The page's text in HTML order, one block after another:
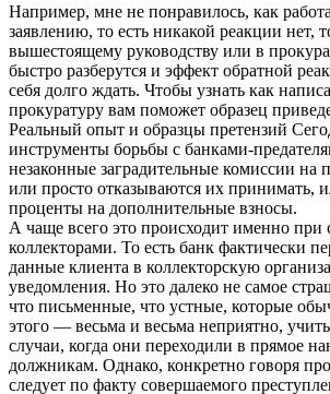
Например, мне не понравилось, как
заявлению, то есть никакой реакции нет,
вышестоящему руководству или в
быстро разберутся и эффект обратной
себя долго ждать. Чтобы узнать как
прокуратуру вам поможет образец
Реальный опыт и образцы претензий
инструменты борьбы с банками-
незаконные заградительные комиссии на
или просто отказываются их принимать,
проценты на дополнительные взносы.
А чаще всего это происходит именно при
коллекторами. То есть банк фактически
данные клиента в коллекторскую
уведомления. Но это далеко не самое
что письменные, что устные, которые
этого — весьма и весьма неприятно,
случаи, когда они переходили в прямое
должникам. Однако, конкретно говоря
следует по факту совершаемого